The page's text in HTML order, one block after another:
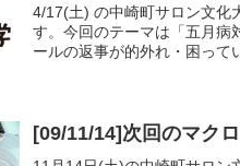
4/17(土) の中崎町サロン文化
す。今回のテーマは「五月病
ールの返事が的外れ・困っ
[09/11/14]次回のマク